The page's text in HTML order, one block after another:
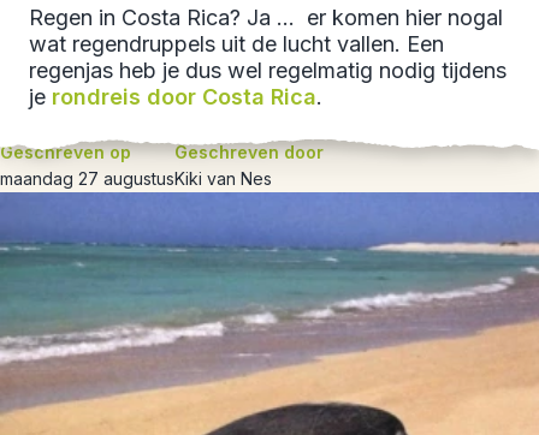
Regen in Costa Rica? Ja … er komen hier nogal
wat regendruppels uit de lucht vallen. Een
regenjas heb je dus wel regelmatig nodig tijdens
je rondreis door Costa Rica.
Geschreven op
maandag 27 augustus
Geschreven door
Kiki van Nes